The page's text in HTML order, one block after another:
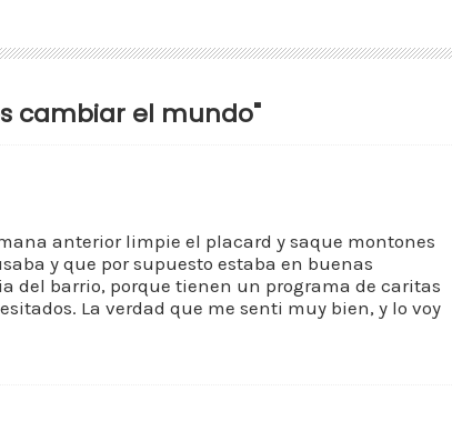
cambiar el mundo"
anterior limpie el placard y saque montones
y que por supuesto estaba en buenas
del barrio, porque tienen un programa de caritas
La verdad que me senti muy bien, y lo voy